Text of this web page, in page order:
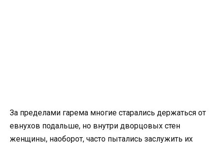
За пределами гарема многие старались держаться от
евнухов подальше, но внутри дворцовых стен
женщины, наоборот, часто пытались заслужить их